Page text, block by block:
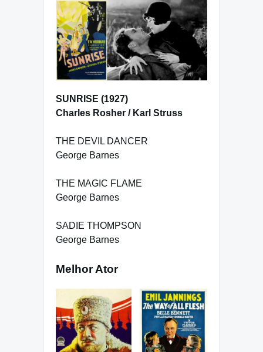
SUNRISE (1927)
Charles Rosher / Karl Struss
THE DEVIL DANCER
George Barnes
THE MAGIC FLAME
George Barnes
SADIE THOMPSON
George Barnes
Melhor Ator